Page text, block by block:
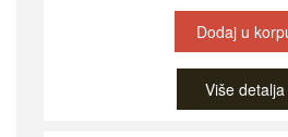
Dodaj u
Više detalja